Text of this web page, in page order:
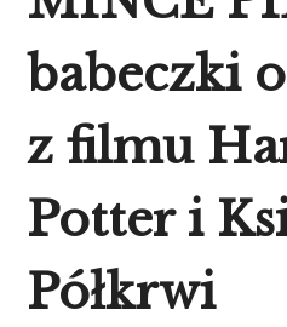
babeczki
z filmu
Potter i
Półkrwi